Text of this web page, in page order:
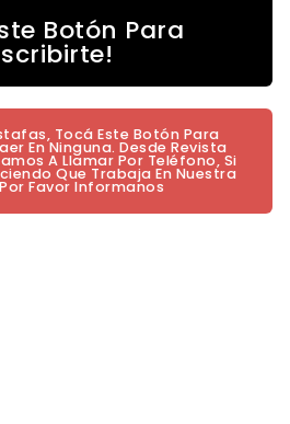
Botón Para
Tocá Este Botón Para
En Ninguna. Desde Revista
A Llamar Por Teléfono, Si
Que Trabaja En Nuestra
Favor Informanos